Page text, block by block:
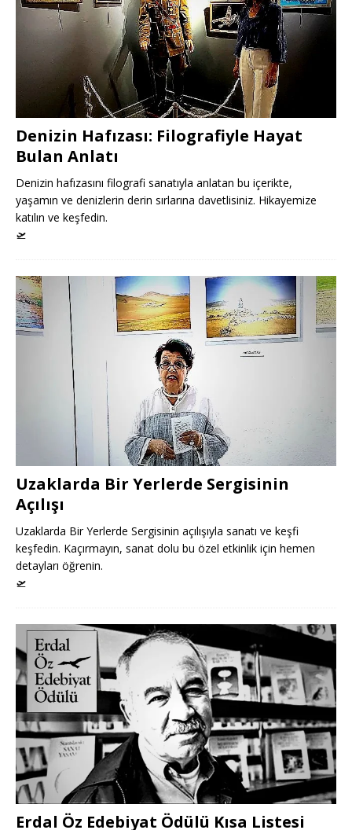
Denizin Hafızası: Filografiyle Hayat
Bulan Anlatı
Denizin hafızasını filografi sanatıyla anlatan bu içerikte,
yaşamın ve denizlerin derin sırlarına davetlisiniz. Hikayemize
katılın ve keşfedin.
🛫
Uzaklarda Bir Yerlerde Sergisinin
Açılışı
Uzaklarda Bir Yerlerde Sergisinin açılışıyla sanatı ve keşfi
keşfedin. Kaçırmayın, sanat dolu bu özel etkinlik için hemen
detayları öğrenin.
🛫
Erdal Öz Edebiyat Ödülü Kısa Listesi